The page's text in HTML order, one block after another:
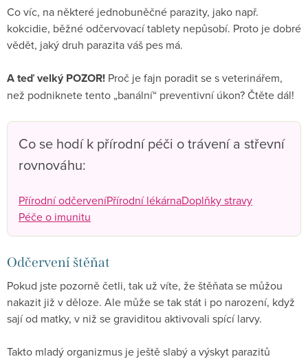
Co víc, na některé jednobuněčné parazity, jako např.
kokcidie, běžné odčervovací tablety nepůsobí. Proto je dobré
vědět, jaký druh parazita váš pes má.
A teď velký POZOR! Proč je fajn poradit se s veterinářem,
než podniknete tento „banální“ preventivní úkon? Čtěte dál!
Co se hodí k přírodní péči o trávení a střevní
rovnováhu:
Přírodní odčerveníPřírodní lékárnaDoplňky stravy
Péče o imunitu
Odčervení štěňat
Pokud jste pozorně četli, tak už víte, že štěňata se můžou
nakazit již v děloze. Ale může se tak stát i po narození, když
sají od matky, v niž se graviditou aktivovali spící larvy.
Takto mladý organizmus je ještě slabý a výskyt parazitů